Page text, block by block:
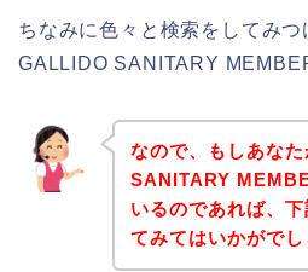
ちなみに色々と検索をしてみ
GALLIDO SANITARY
なので、もしあな
SANITARY
いるのであれば、
てみてはいかがでし